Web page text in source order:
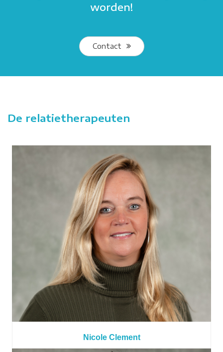
worden!
Contact
De relatietherapeuten
Nicole Clement